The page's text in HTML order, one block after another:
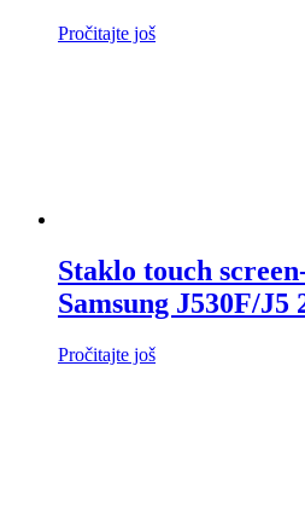
Pročitajte još
Staklo touch
Samsung J530F/J5
Pročitajte još